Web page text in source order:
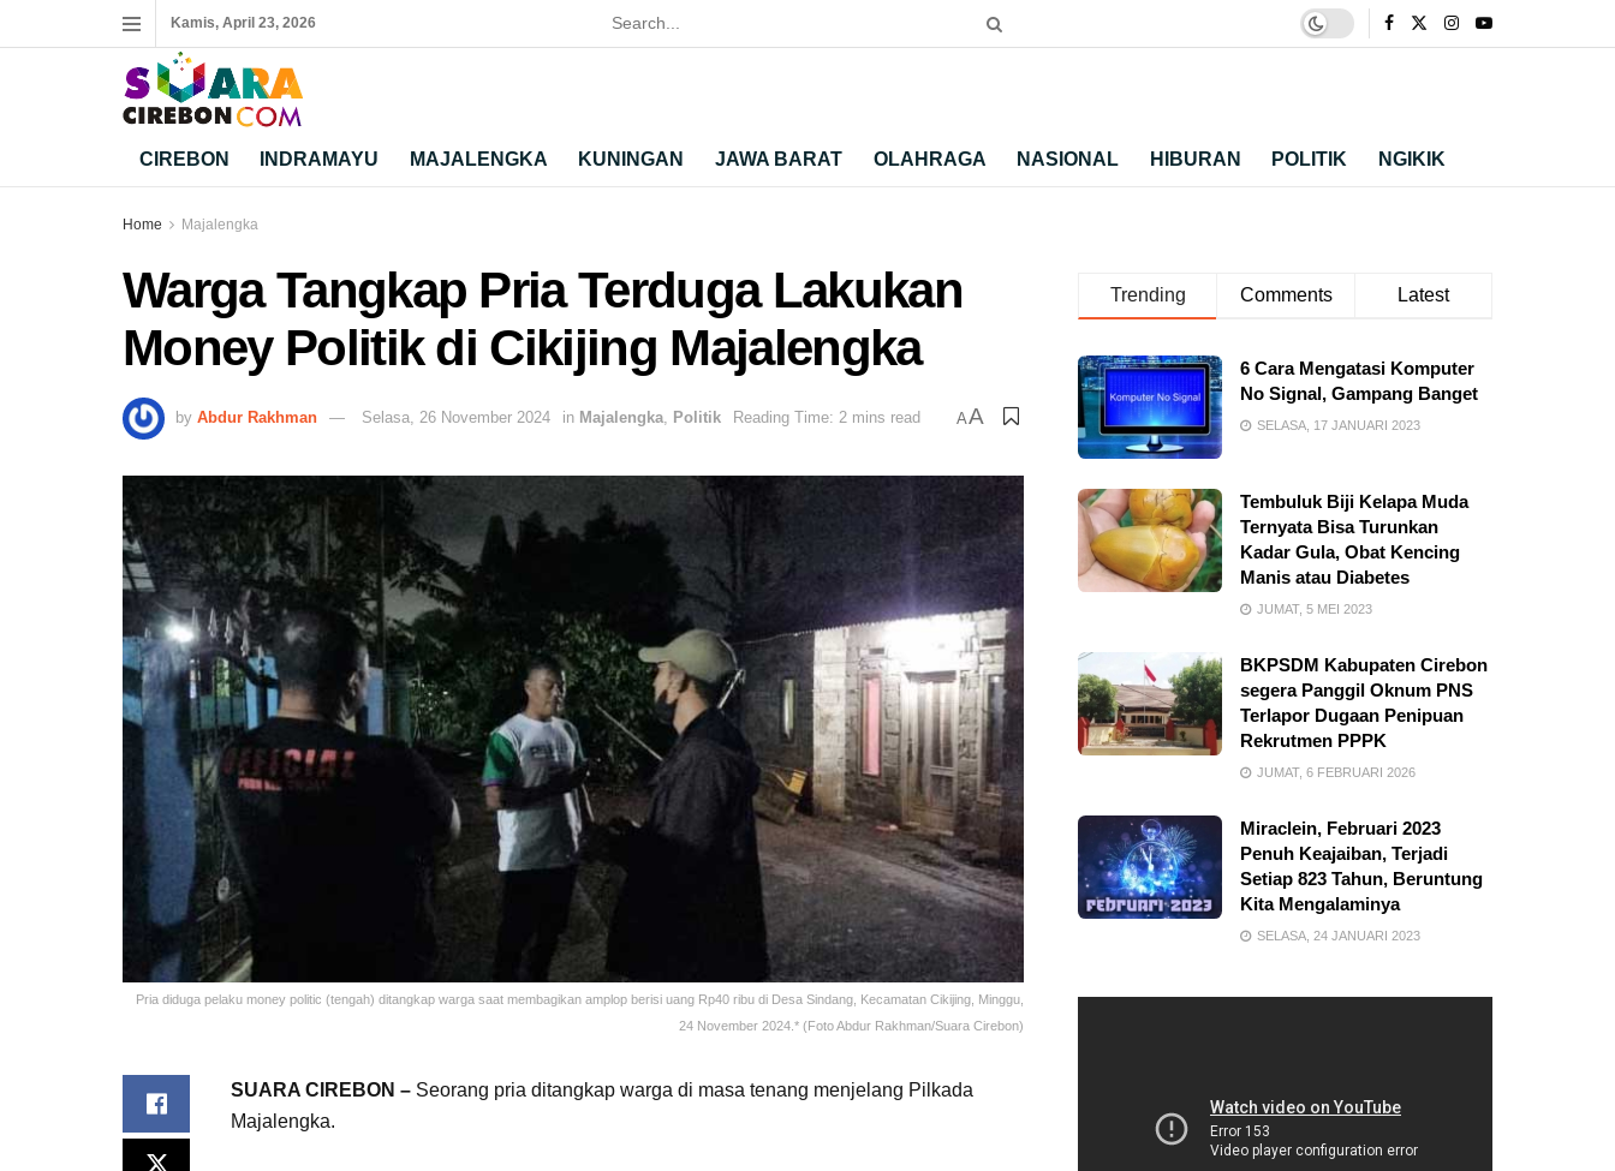
Kamis, April 23, 2026
CIREBON INDRAMAYU MAJALENGKA KUNINGAN JAWA BARAT OLAHRAGA NASIONAL HIBURAN POLITIK NGIKIK
Home Majalengka
Warga Tangkap Pria Terduga Lakukan
Money Politik di Cikijing Majalengka
by Abdur Rakhman Selasa, 26 November 2024 in Majalengka Politik Reading Time: 2 mins read AA
Pria diduga pelaku money politic (tengah) ditangkap warga saat membagikan amplop berisi uang Rp40 ribu di Desa Sindang, Kecamatan Cikijing, Minggu,
24 November 2024.* (Foto Abdur Rakhman/Suara Cirebon)
SUARA CIREBON – Seorang pria ditangkap warga di masa tenang menjelang Pilkada
Majalengka.
Trending Comments Latest
6 Cara Mengatasi Komputer
No Signal, Gampang Banget
SELASA, 17 JANUARI 2023
Tembuluk Biji Kelapa Muda
Ternyata Bisa Turunkan
Kadar Gula, Obat Kencing
Manis atau Diabetes
JUMAT, 5 MEI 2023
BKPSDM Kabupaten Cirebon
segera Panggil Oknum PNS
Terlapor Dugaan Penipuan
Rekrutmen PPPK
JUMAT, 6 FEBRUARI 2026
Miraclein, Februari 2023
Penuh Keajaiban, Terjadi
Setiap 823 Tahun, Beruntung
Kita Mengalaminya
SELASA, 24 JANUARI 2023